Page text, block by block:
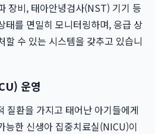
장비, 태아안녕검사(NST) 기기 등
태를 면밀히 모니터링하며, 응급 상
할 수 있는 시스템을 갖추고 있습니
운영
질환을 가지고 태어난 아기들에게
능한 신생아 집중치료실(NICU)이